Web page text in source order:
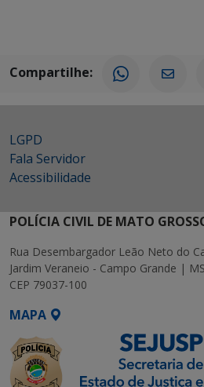
Compartilhe:
LGPD
Fala Servidor
Acessibilidade
POLÍCIA CIVIL DE MATO
Rua Desembargador Leão Neto do
Jardim Veraneio - Campo Grande | MS
CEP 79037-100
MAPA